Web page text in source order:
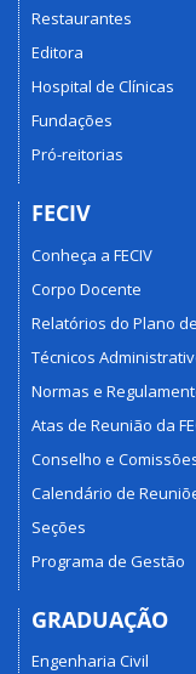
Restaurantes
Editora
Hospital de Clínicas
Fundações
Pró-reitorias
FECIV
Conheça a FECIV
Corpo Docente
Relatórios do Plano
Técnicos
Normas e
Atas de Reunião da
Conselho e
Calendário de
Seções
Programa de Gestão
GRADUAÇÃO
Engenharia Civil